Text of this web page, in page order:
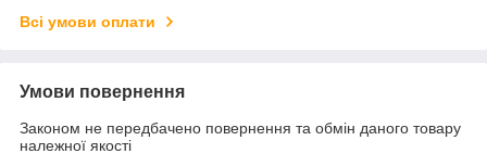
Всі умови оплати
Умови повернення
Законом не передбачено повернення та обмін даного товару
належної якості